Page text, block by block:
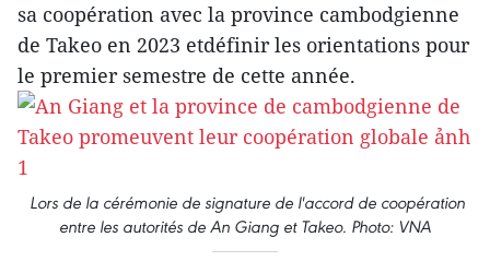
sa coopération avec la province cambodgienne
de Takeo en 2023 etdéfinir les orientations pour
le premier semestre de cette année.
Lors de la cérémonie de signature de l'accord de coopération
entre les autorités de An Giang et Takeo. Photo: VNA